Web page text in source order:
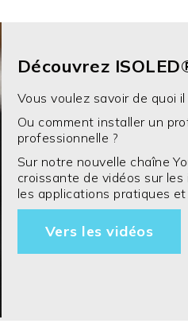
Découvrez
Vous voulez savoir de quoi
Ou comment installer un
professionnelle ?
Sur notre nouvelle chaîne
croissante de vidéos sur
les applications pratiques
Vers les vidéos